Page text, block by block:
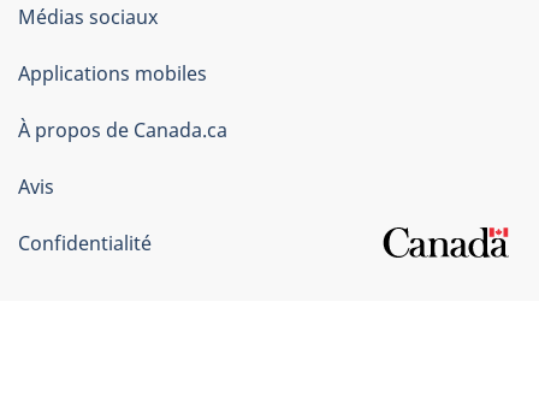
Organisation
du
gouvernement
du
Canada
Médias sociaux
Applications mobiles
À propos de Canada.ca
Avis
Confidentialité